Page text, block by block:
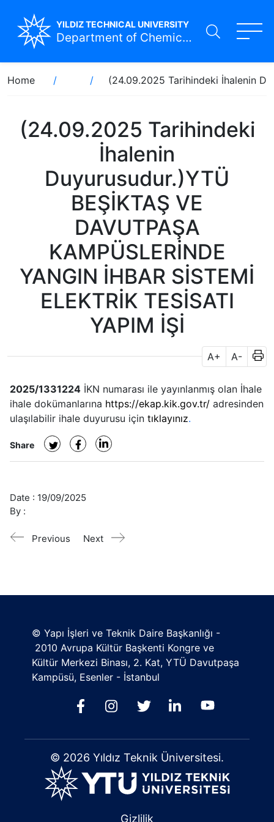
to
YILDIZ TECHNICAL UNIVERSITY
Department of Chemical Engineering
Breadcrumb
Home (24.09.2025 Tarihindeki İhalenin
(24.09.2025 Tarihindeki
İhalenin
Duyurusudur.)YTÜ
BEŞİKTAŞ VE
DAVUTPAŞA
KAMPÜSLERİNDE
YANGIN İHBAR SİSTEMİ
ELEKTRİK TESİSATI
YAPIM İŞİ
A+ A-
2025/1331224 İKN numarası ile yayınlanmış olan İhale
ihale dokümanlarına https://ekap.kik.gov.tr/ adresinden
ulaşılabilir ihale duyurusu için tıklayınız.
Share
Date : 19/09/2025
By :
Previous Next
© Yapı İşleri ve Teknik Daire Başkanlığı -
2010 Avrupa Kültür Başkenti Kongre ve
Kültür Merkezi Binası, 2. Kat, YTÜ Davutpaşa
Kampüsü, Esenler - İstanbul
© 2026 Yıldız Teknik Üniversitesi.
Gizlilik